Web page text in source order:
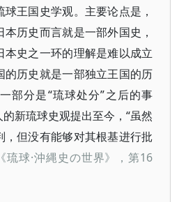
王国史学观。主要论点是，
历史而言就是一部外国史，
本史之一环的理解是难以成立
的历史就是一部独立王国的历
部分是“琉球处分”之后的事
新琉球史观提出至今，“虽然
，但没有能够对其根基进行批
琉球·沖縄史の世界》，第16